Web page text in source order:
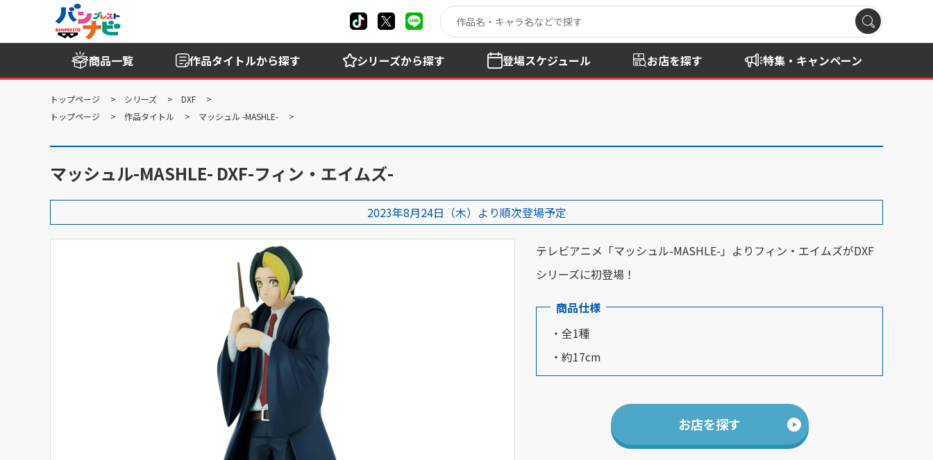
商品一覧 作品タイトルから探す シリーズから探す 登場スケジュール お店を探す 特集・キャンペーン
トップページ シリーズ
DXF
トップページ
作品タイトル マッシュル -MASHLE-
マッシュル-MASHLE- DXF-フィン・エイムズ-
2023年8月24日（木）より順次登場予定
テレビアニメ「マッシュル-MASHLE-」よりフィン・エイムズがDXF
シリーズに初登場！
商品仕様
・全1種
・約17cm
お店を探す